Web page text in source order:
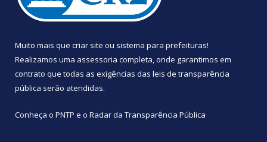
Muito mais que criar site ou sistema para prefeituras!
Realizamos uma assessoria completa, onde garantimos em
contrato que todas as exigências das leis de transparência
pública serão atendidas.
Conheça o PNTP e o Radar da Transparência Pública